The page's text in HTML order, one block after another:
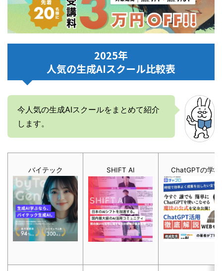
2025年
人気の生成AIスクール比較表
今人気の生成AIスクールをまとめて紹介
します。
バイテック SHIFT AI ChatGPTの学校